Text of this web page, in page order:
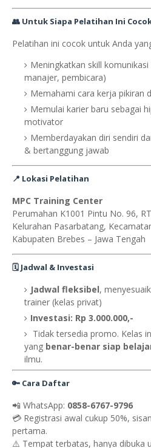
👥 Untuk Siapa Pelatihan Ini
Pelatihan ini cocok untuk Anda
Meningkatkan skill
manajer, pembicara)
Memahami cara kerja pikiran
Memulai karier baru sebagai
motivator
Memberdayakan diri sendiri
& bertanggung jawab
📍 Lokasi Pelatihan
MPC Training Center
Perumahan K1001 Pintu No. 96,
Kelurahan Pasarbatang,
Kabupaten Brebes – Jawa Tengah
🗓️ Jadwal & Investasi
Jadwal fleksibel,
trainer (kelas privat)
Investasi: Rp 3.000.000,-
Tidak tersedia promo. Kelas
yang benar-benar siap
ilmu.
🔑 Cara Daftar
📲 WhatsApp: 0858-6767-9796
💳 Registrasi awal cukup 50%,
pertama.
⚠️ Tempat terbatas, hanya dibuka